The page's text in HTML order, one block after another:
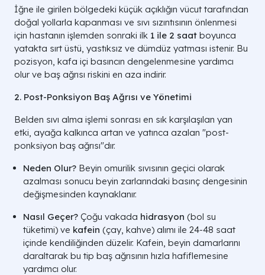
İğne ile girilen bölgedeki küçük açıklığın vücut tarafından
doğal yollarla kapanması ve sıvı sızıntısının önlenmesi
için hastanın işlemden sonraki ilk 1 ile 2 saat boyunca
yatakta sırt üstü, yastıksız ve dümdüz yatması istenir. Bu
pozisyon, kafa içi basıncın dengelenmesine yardımcı
olur ve baş ağrısı riskini en aza indirir.
2. Post-Ponksiyon Baş Ağrısı ve Yönetimi
Belden sıvı alma işlemi sonrası en sık karşılaşılan yan
etki, ayağa kalkınca artan ve yatınca azalan "post-
ponksiyon baş ağrısı"dır.
Neden Olur? Beyin omurilik sıvısının geçici olarak
azalması sonucu beyin zarlarındaki basınç dengesinin
değişmesinden kaynaklanır.
Nasıl Geçer? Çoğu vakada hidrasyon (bol su
tüketimi) ve kafein (çay, kahve) alımı ile 24-48 saat
içinde kendiliğinden düzelir. Kafein, beyin damarlarını
daraltarak bu tip baş ağrısının hızla hafiflemesine
yardımcı olur.